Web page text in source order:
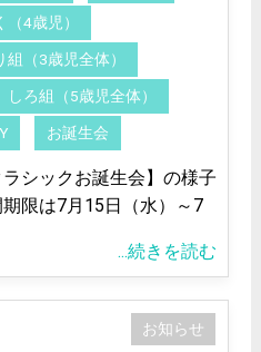
（4歳児）
組（3歳児全体）
しろ組（5歳児全体）
お誕生会
シックお誕生会】の様子
限は7月15日（水）～7
...続きを読む
お知らせ